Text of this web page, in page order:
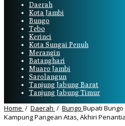
Daerah
Kota Jambi
Bungo
Tebo
Kerinci
Kota Sungai Penuh
Merangin
Batanghari
Muaro Jambi
Sarolangun
Tanjung Jabung Barat
Tanjung Jabung Timur
Home / Daerah / Bungo Bupati Bungo
Kampung Pangean Atas, Akhiri